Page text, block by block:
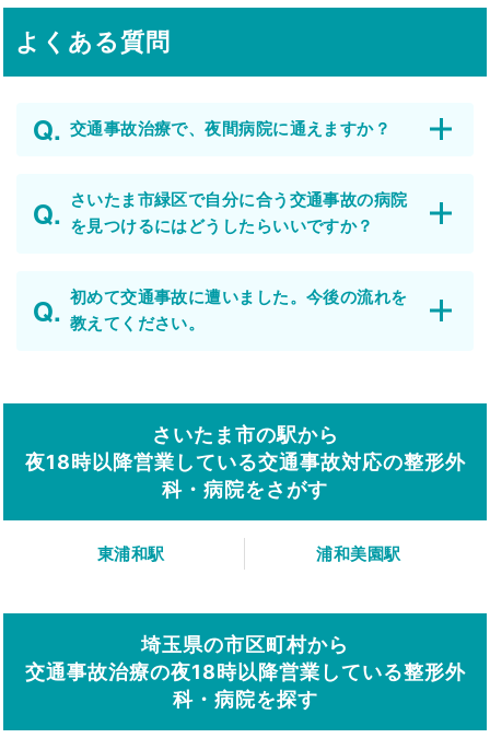
よくある質問
交通事故治療で、夜間病院に通えますか？
さいたま市緑区で自分に合う交通事故の病院
を見つけるにはどうしたらいいですか？
初めて交通事故に遭いました。今後の流れを
教えてください。
さいたま市の駅から
夜18時以降営業している交通事故対応の整形外
科・病院をさがす
東浦和駅 浦和美園駅
埼玉県の市区町村から
交通事故治療の夜18時以降営業している整形外
科・病院を探す